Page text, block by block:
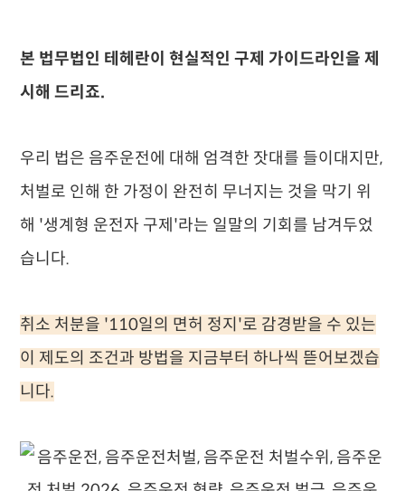
본 법무법인 테헤란이 현실적인 구제 가이드라인을 제
시해 드리죠.
우리 법은 음주운전에 대해 엄격한 잣대를 들이대지만,
처벌로 인해 한 가정이 완전히 무너지는 것을 막기 위
해 '생계형 운전자 구제'라는 일말의 기회를 남겨두었
습니다.
취소 처분을 '110일의 면허 정지'로 감경받을 수 있는
이 제도의 조건과 방법을 지금부터 하나씩 뜯어보겠습
니다.